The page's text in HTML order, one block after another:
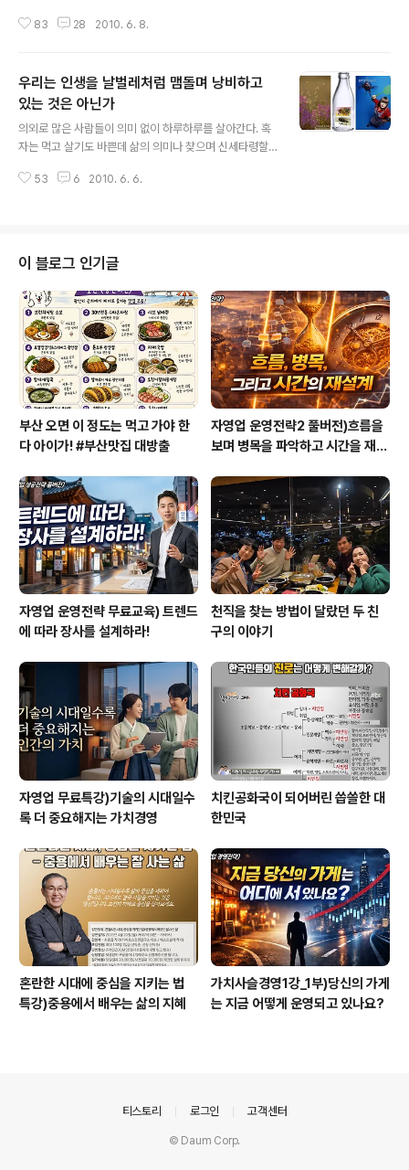
람들은 왜 성공한 것일까?’,,,‘나의 평범함을 비범함으로 바
‘모든 사람들에게 보편적으로 통용되는 어떤 성공 법칙이
나 진리는 없는 것일까?’이러한 의문이 인재개발 전문가로
서의 고민이자 또한 내가 풀어야 할 과제였다.한 대기업으
로부터 자기계발에 대한 연구를 의뢰받아 설문 조사를 진
행했다. 그 결과 자기계발의 필요성을 느끼고 있다고 응답
한 직장인이 98%에 이를 정도로 우리 주변에는 자기계발
83 28 2010. 6. 8.
우리는 인생을 날벌레처럼 맴돌며 낭비하고
있는 것은 아닌가
의외로 많은 사람들이 의미 없이 하루하루를 살아간다. 혹
자는 먹고 살기도 바쁜데 삶의 의미나 찾으며 신세타령할
이 되어도 마찬가지인 사람들이 많다... 사실 부(富)의 많고
0송이의 장미를 보고 처음에 깜짝 놀란다. 하지만 자신의
소혹성에 살고 있는 장미는 다른 어떤 장미보다 특별한 의
미를 지니고 있다는 것을 여우를 통해서 깨닫게 된다. 시인
김춘수는 꽃을 통해 삶의 의미를 부여한 시구(詩句)로 널
리 알려졌다. 그는 꽃을 통해 존재의 본질을 깨닫고자 상징
적인 표현으로 비유했다. 사실..
53 6 2010. 6. 6.
이 블로그 인기글
부산 오면 이 정도는 먹고 가야 한
다 아이가! #부산맛집 대방출
자영업 운영전략2 풀버전)흐름을
보며 병목을 파악하고 시간을 재설
자영업 운영전략 무료교육) 트렌드
에 따라 장사를 설계하라!
천직을 찾는 방법이 달랐던 두 친
구의 이야기
자영업 무료특강)기술의 시대일수
록 더 중요해지는 가치경영
치킨공화국이 되어버린 씁쓸한 대
한민국
혼란한 시대에 중심을 지키는 법
특강)중용에서 배우는 삶의 지혜
가치사슬경영1강_1부)당신의 가게
는 지금 어떻게 운영되고 있나요?
티스토리 로그인 고객센터
© Daum Corp.